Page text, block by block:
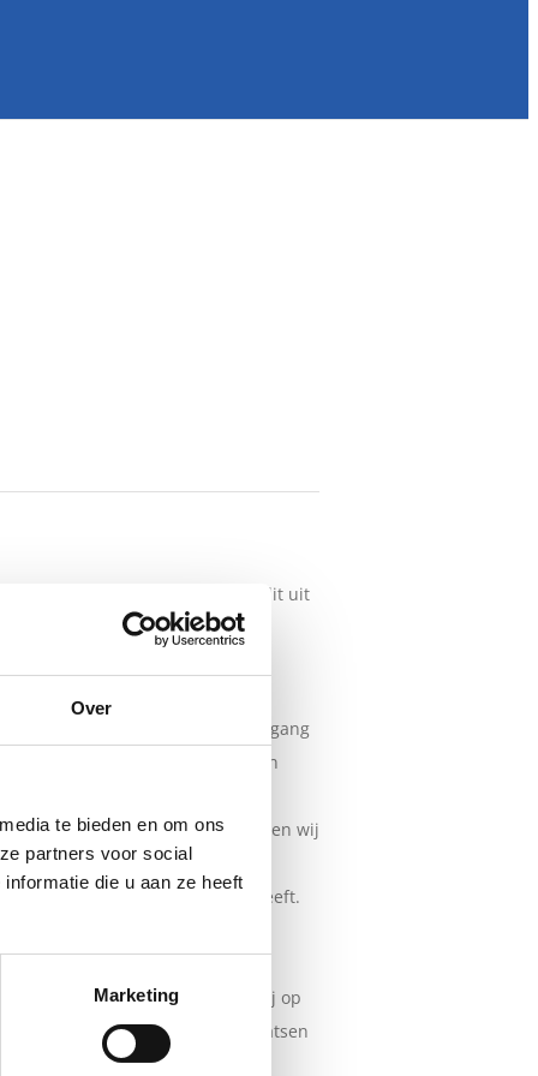
Over
te bieden en om ons
partners voor social
die u aan ze heeft
Marketing
zijn. In de praktijk blijkt dit uit
u bijvoorbeeld terug in de omgang
hulpmiddelen die technisch in
schoonmaak- en
wij onnodig afval en kunnen wij
kunnen wij tweedehands
de klant nog jaren plezier heeft.
Onze nadruk ligt hierbij op
op, bieden arbeidsplaatsen
is en trekken